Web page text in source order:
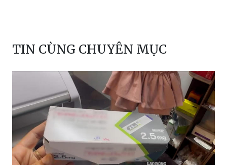
TIN CÙNG CHUYÊN MỤC